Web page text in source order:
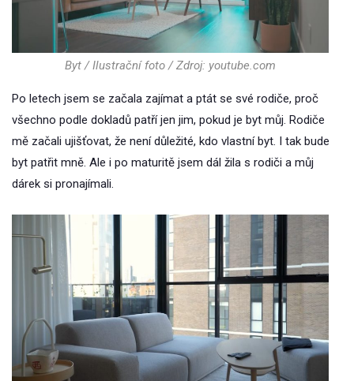
Byt / Ilustrační foto / Zdroj: youtube.com
Po letech jsem se začala zajímat a ptát se své rodiče, proč
všechno podle dokladů patří jen jim, pokud je byt můj. Rodiče
mě začali ujišťovat, že není důležité, kdo vlastní byt. I tak bude
byt patřit mně. Ale i po maturitě jsem dál žila s rodiči a můj
dárek si pronajímali.